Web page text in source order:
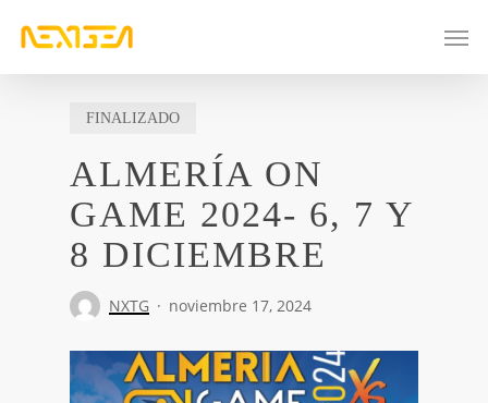
FINALIZADO
ALMERÍA ON
GAME 2024- 6, 7 Y
8 DICIEMBRE
NXTG noviembre 17, 2024